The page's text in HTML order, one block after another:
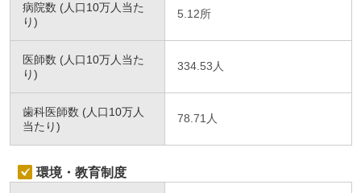
病院数 (人口10万人当た
り)
5.12所
医師数 (人口10万人当た
り)
334.53人
歯科医師数 (人口10万人
当たり)
78.71人
環境・教育制度